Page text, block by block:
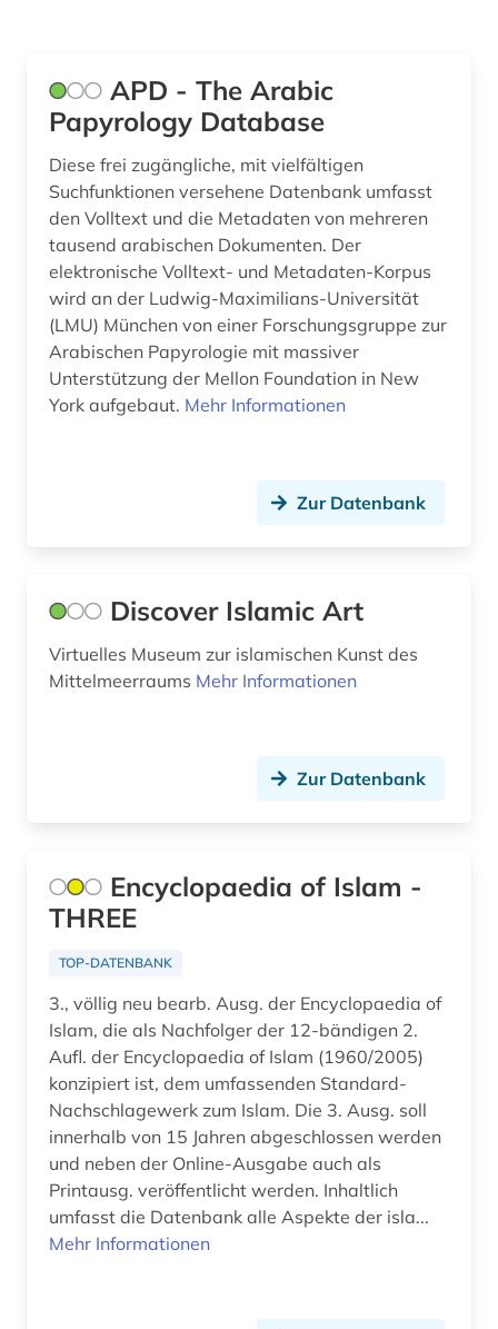
Makedonien (1)
Mecklenburg-Vorpommern (1)
Moldawien (1)
Monaco (1)
Montenegro (1)
Niederlande (1)
Nordrhein-Westfalen (1)
Osmanisches Reich (2)
Ostmitteleuropa (1)
Palaestina (2)
Polen (1)
Portugal (1)
Rheinland-Pfalz (1)
Roemisches Reich (1)
Russland, Sowjetunion (1)
Saarland (1)
Tuerkei (1)
APD - The Arabic
Papyrology Database
Diese frei zugängliche, mit vielfältigen
Suchfunktionen versehene Datenbank umfasst
den Volltext und die Metadaten von mehreren
tausend arabischen Dokumenten. Der
elektronische Volltext- und Metadaten-Korpus
wird an der Ludwig-Maximilians-Universität
(LMU) München von einer Forschungsgruppe zur
Arabischen Papyrologie mit massiver
Unterstützung der Mellon Foundation in New
York aufgebaut. Mehr Informationen
Zur Datenbank
Discover Islamic Art
Virtuelles Museum zur islamischen Kunst des
Mittelmeerraums Mehr Informationen
Zur Datenbank
Encyclopaedia of Islam -
THREE
TOP-DATENBANK
3., völlig neu bearb. Ausg. der Encyclopaedia of
Islam, die als Nachfolger der 12-bändigen 2.
Aufl. der Encyclopaedia of Islam (1960/2005)
konzipiert ist, dem umfassenden Standard-
Nachschlagewerk zum Islam. Die 3. Ausg. soll
innerhalb von 15 Jahren abgeschlossen werden
und neben der Online-Ausgabe auch als
Printausg. veröffentlicht werden. Inhaltlich
umfasst die Datenbank alle Aspekte der isla...
Mehr Informationen